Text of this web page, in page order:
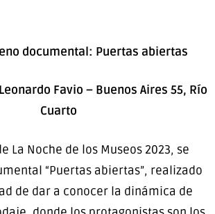
documental: Puertas abiertas
Favio – Buenos Aires 55, Río
Cuarto
La Noche de los Museos 2023, se
“Puertas abiertas”, realizado
de dar a conocer la dinámica de